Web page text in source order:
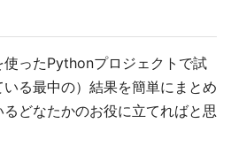
ったPythonプロジェクトで試
る最中の）結果を簡単にまとめ
どなたかのお役に立てればと思